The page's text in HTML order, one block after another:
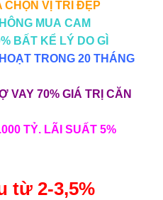
VỊ TRÍ ĐẸP
MUA CAM
BẤT KỂ LÝ DO GÌ
TRONG 20 THÁNG
VAY 70% GIÁ TRỊ CĂN
TỶ. LÃI SUẤT 5%
từ 2-3,5%